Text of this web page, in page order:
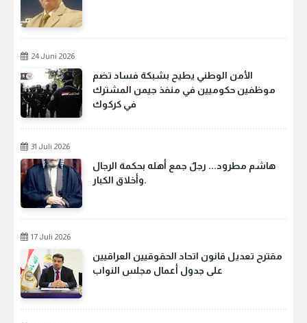
24 Juni 2026
الأمن الوطني يطيح بشبكة فساد تضم
موظفين حكوميين في منفذ جيمن المشترك
في كركوك
31 Juli 2026
هاشم مطرود... رجلٌ جمع أهله بحكمة الرجال
وأخلاق الكبار.
17 Juli 2026
مقترح تعديل قانون اتحاد الحقوقيين العراقيين
على جدول أعمال مجلس النواب